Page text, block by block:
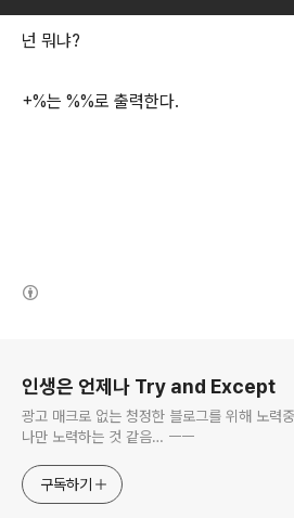
넌 뭐냐?
+%는 %%로 출력한다.
인생은 언제나 Try and Except
광고 매크로 없는 청정한 블로그를 위해 노력
나만 노력하는 것 같음… ㅡㅡ
구독하기